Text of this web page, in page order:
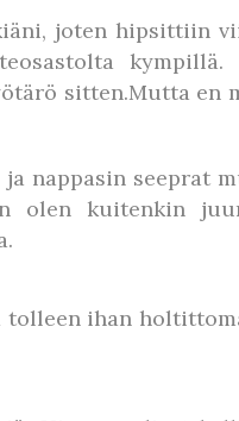
joten hipsittiin
sitten.Mutta en
nappasin seeprat
olen kuitenkin
ihan